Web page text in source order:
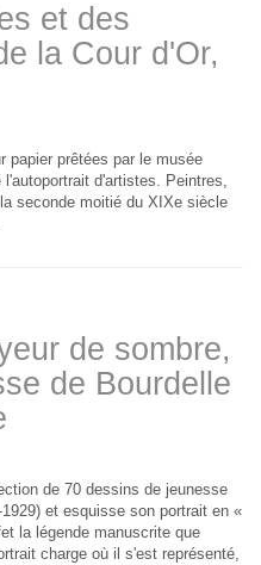
et des
la Cour d'Or,
papier prêtées par le musée
d'artistes. Peintres,
seconde moitié du XIXe siècle
de sombre,
de Bourdelle
de 70 dessins de jeunesse
et esquisse son portrait en «
la légende manuscrite que
charge où il s'est représenté,